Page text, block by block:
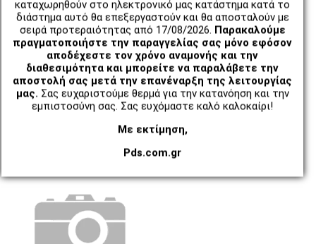
καταχωρηθούν στο ηλεκτρονικό μας κατάστημα κατά το
διάστημα αυτό θα επεξεργαστούν και θα αποσταλούν με
σειρά προτεραιότητας από 17/08/2026. Παρακαλούμε
πραγματοποιήστε την παραγγελίας σας μόνο εφόσον
αποδέχεστε τον χρόνο αναμονής και την
διαθεσιμότητα και μπορείτε να παραλάβετε την
αποστολή σας μετά την επανέναρξη της λειτουργίας
μας. Σας ευχαριστούμε θερμά για την κατανόηση και την
εμπιστοσύνη σας. Σας ευχόμαστε καλό καλοκαίρι!
Με εκτίμηση,
Pds.com.gr